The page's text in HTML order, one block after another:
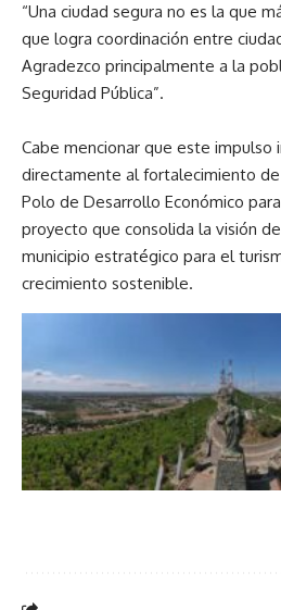
“Una ciudad segura no es la que
que logra coordinación entre
Agradezco principalmente a la
Seguridad Pública”.
Cabe mencionar que este impulso
directamente al fortalecimiento
Polo de Desarrollo Económico
proyecto que consolida la visión
municipio estratégico para el
crecimiento sostenible.